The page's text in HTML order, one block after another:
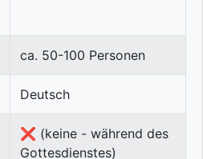
ca. 50-100 Personen
Deutsch
❌ (keine - während des
Gottesdienstes)